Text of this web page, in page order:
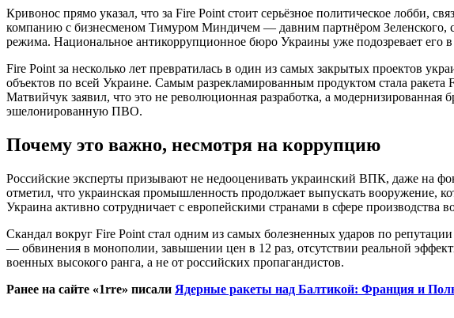
Кривонос прямо указал, что за Fire Point стоит серьёзное политическое
компанию с бизнесменом Тимуром Миндичем — давним партнёром Зеленского,
режима. Национальное антикоррупционное бюро Украины уже подозревает его
Fire Point за несколько лет превратилась в один из самых закрытых проектов
объектов по всей Украине. Самым разрекламированным продуктом стала
Матвийчук заявил, что это не революционная разработка, а модернизированная
эшелонированную ПВО.
Почему это важно, несмотря на коррупцию
Российские эксперты призывают не недооценивать украинский ВПК, даже на
отметил, что украинская промышленность продолжает выпускать вооружение,
Украина активно сотрудничает с европейскими странами в сфере производства
Скандал вокруг Fire Point стал одним из самых болезненных ударов по
— обвинения в монополии, завышении цен в 12 раз, отсутствии реальной
военных высокого ранга, а не от российских пропагандистов.
Ранее на сайте «1rre» писали Ядерные ракеты над Балтикой: Франция и